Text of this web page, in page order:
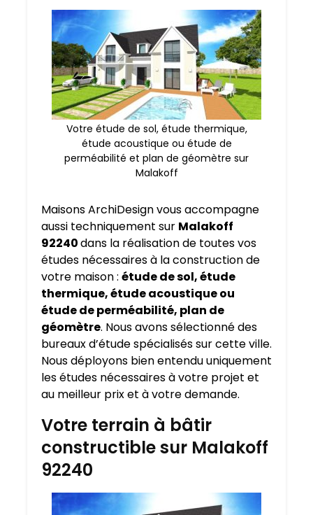
Votre étude de sol, étude thermique,
étude acoustique ou étude de
perméabilité et plan de géomètre sur
Malakoff
Maisons ArchiDesign vous accompagne
aussi techniquement sur Malakoff
92240dans la réalisation de toutes vos
études nécessaires à la construction de
votre maison : étude de sol, étude
thermique, étude acoustique ou
étude de perméabilité, plan de
géomètre. Nous avons sélectionné des
bureaux d’étude spécialisés sur cette ville.
Nous déployons bien entendu uniquement
les études nécessaires à votre projet et
au meilleur prix et à votre demande.
Votre terrain à bâtir
constructible sur Malakoff
92240